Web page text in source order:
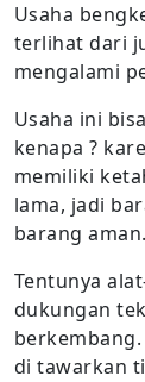
Usaha
terlihat dari
mengalami
Usaha ini
kenapa ?
memiliki
lama, jadi
barang aman.
Tentunya
dukungan
di tawarkan